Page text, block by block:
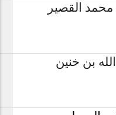
محمد القصير
بن خنين